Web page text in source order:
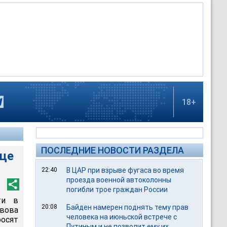
18+
в
ПОСЛЕДНИЕ НОВОСТИ РАЗДЕЛА
22:40
В ЦАР при взрыве фугаса во время
проезда военной автоколонны
погибли трое граждан России
20:08
Байден намерен поднять тему прав
человека на июньской встрече с